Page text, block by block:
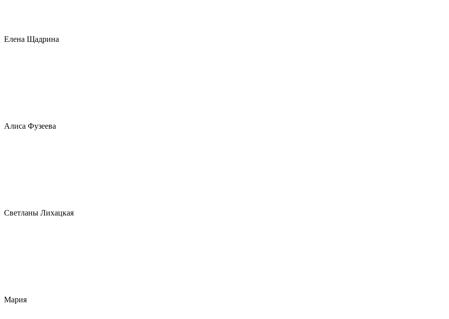
Елена Щадрина
Алиса Фузеева
Светланы Лихацкая
Мария